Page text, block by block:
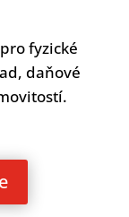
fyzické
daňové